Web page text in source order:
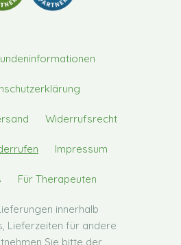
Widerrufsrecht
Impressum
Für Therapeuten
innerhalb
Lieferzeiten für andere
Sie bitte der